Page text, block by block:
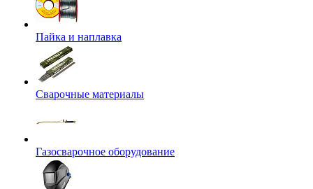
Пайка и наплавка
Сварочные материалы
Газосварочное оборудование